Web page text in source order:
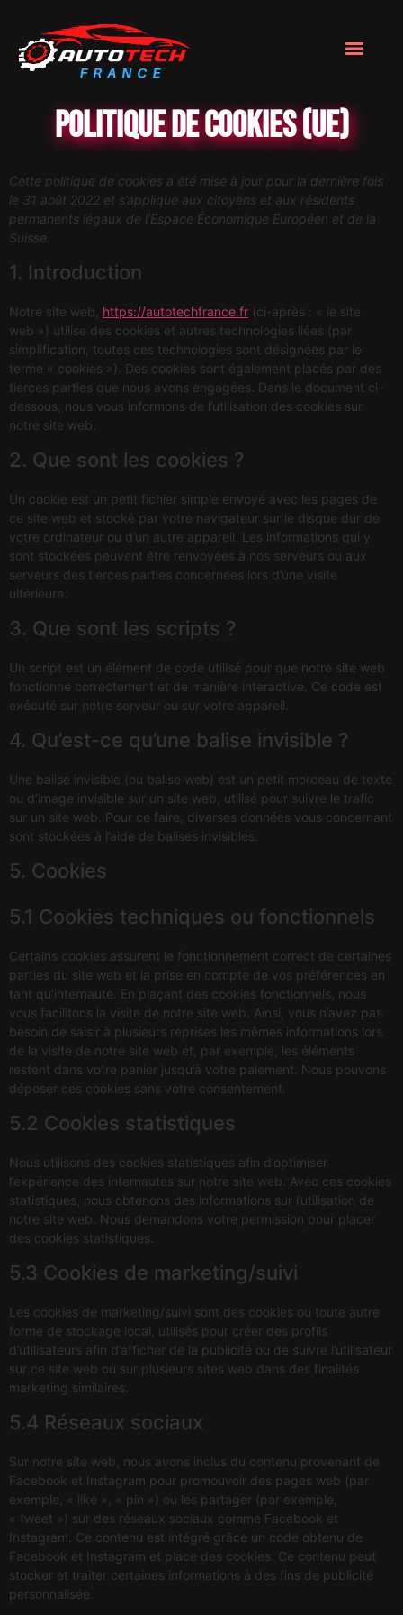
Politique de cookies (UE)
Cette politique de cookies a été mise à jour pour la dernière fois
le 31 août 2022 et s’applique aux citoyens et aux résidents
permanents légaux de l’Espace Économique Européen et de la
Suisse.
1. Introduction
Notre site web, https://autotechfrance.fr (ci-après : « le site
web ») utilise des cookies et autres technologies liées (par
simplification, toutes ces technologies sont désignées par le
terme « cookies »). Des cookies sont également placés par des
tierces parties que nous avons engagées. Dans le document ci-
dessous, nous vous informons de l’utilisation des cookies sur
notre site web.
2. Que sont les cookies ?
Un cookie est un petit fichier simple envoyé avec les pages de
ce site web et stocké par votre navigateur sur le disque dur de
votre ordinateur ou d’un autre appareil. Les informations qui y
sont stockées peuvent être renvoyées à nos serveurs ou aux
serveurs des tierces parties concernées lors d’une visite
ultérieure.
3. Que sont les scripts ?
Un script est un élément de code utilisé pour que notre site web
fonctionne correctement et de manière interactive. Ce code est
exécuté sur notre serveur ou sur votre appareil.
4. Qu’est-ce qu’une balise invisible ?
Une balise invisible (ou balise web) est un petit morceau de texte
ou d’image invisible sur un site web, utilisé pour suivre le trafic
sur un site web. Pour ce faire, diverses données vous concernant
sont stockées à l’aide de balises invisibles.
5. Cookies
5.1 Cookies techniques ou fonctionnels
Certains cookies assurent le fonctionnement correct de certaines
parties du site web et la prise en compte de vos préférences en
tant qu’internaute. En plaçant des cookies fonctionnels, nous
vous facilitons la visite de notre site web. Ainsi, vous n’avez pas
besoin de saisir à plusieurs reprises les mêmes informations lors
de la visite de notre site web et, par exemple, les éléments
restent dans votre panier jusqu’à votre paiement. Nous pouvons
déposer ces cookies sans votre consentement.
5.2 Cookies statistiques
Nous utilisons des cookies statistiques afin d’optimiser
l’expérience des internautes sur notre site web. Avec ces cookies
statistiques, nous obtenons des informations sur l’utilisation de
notre site web. Nous demandons votre permission pour placer
des cookies statistiques.
5.3 Cookies de marketing/suivi
Les cookies de marketing/suivi sont des cookies ou toute autre
forme de stockage local, utilisés pour créer des profils
d’utilisateurs afin d’afficher de la publicité ou de suivre l’utilisateur
sur ce site web ou sur plusieurs sites web dans des finalités
marketing similaires.
5.4 Réseaux sociaux
Sur notre site web, nous avons inclus du contenu provenant de
Facebook et Instagram pour promouvoir des pages web (par
exemple, « like », « pin ») ou les partager (par exemple,
« tweet ») sur des réseaux sociaux comme Facebook et
Instagram. Ce contenu est intégré grâce un code obtenu de
Facebook et Instagram et place des cookies. Ce contenu peut
stocker et traiter certaines informations à des fins de publicité
personnalisée.